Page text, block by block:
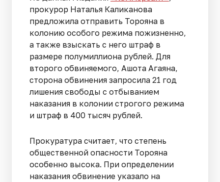
прокурор Наталья Каликанова
предложила отправить Торояна в
колонию особого режима пожизненно,
а также взыскать с него штраф в
размере полумиллиона рублей. Для
второго обвиняемого, Ашота Агаяна,
сторона обвинения запросила 21 год
лишения свободы с отбыванием
наказания в колонии строгого режима
и штраф в 400 тысяч рублей.
Прокуратура считает, что степень
общественной опасности Торояна
особенно высока. При определении
наказания обвинение указало на